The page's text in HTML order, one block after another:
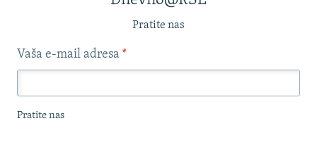
Pratite nas
Vaša e-mail adresa *
Pratite nas